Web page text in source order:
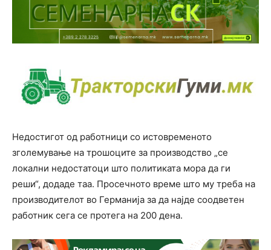
Недостигот од работници со истовременото
зголемување на трошоците за производство „се
локални недостатоци што политиката мора да ги
реши“, додаде таа. Просечното време што му треба на
производителот во Германија за да најде соодветен
работник сега се протега на 200 дена.